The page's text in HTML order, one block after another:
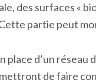
des surfaces «
partie peut
place d’un réseau
de faire